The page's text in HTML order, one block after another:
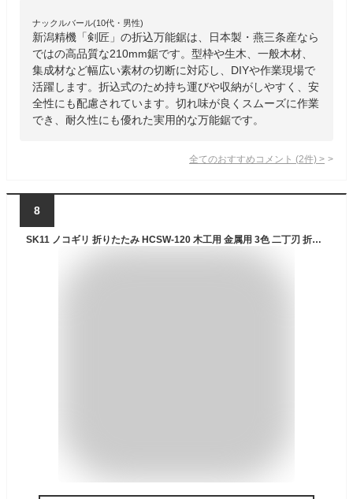
ナックルバール(10代・男性)
新潟精機「剣匠」の折込万能鋸は、日本製・燕三条産なら
ではの高品質な210mm鋸です。型枠や生木、一般木材、
集成材など幅広い素材の切断に対応し、DIYや作業現場で
活躍します。折込式のため持ち運びや収納がしやすく、安
全性にも配慮されています。切れ味が良くスムーズに作業
でき、耐久性にも優れた実用的な万能鋸です。
全てのおすすめコメント (2件) >
8
SK11 ノコギリ 折りたたみ HCSW-120 木工用 金属用 3色 二丁刃 折込鋸 剪定 のこぎり プラスチック 万能 粗大ゴミ 解体